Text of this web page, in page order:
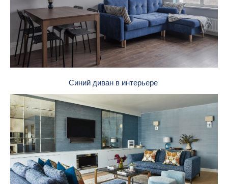
Синий диван в интерьере